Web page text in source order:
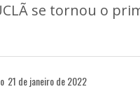
se tornou o
21 de janeiro de 2022